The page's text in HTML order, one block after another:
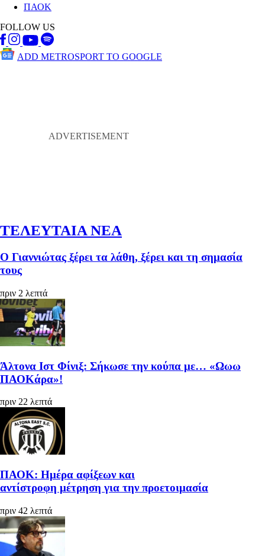
ΠΑΟΚ
FOLLOW US
ADD METROSPORT TO GOOGLE
ΤΕΛΕΥΤΑΙΑ ΝΕΑ
Ο Γιαννιώτας ξέρει τα λάθη, ξέρει και τη σημασία
τους
πριν 2 λεπτά
Άλτονα Ιστ Φίνιξ: Σήκωσε την κούπα με… «Ωωω
ΠΑΟΚάρα»!
πριν 22 λεπτά
ΠΑΟΚ: Ημέρα αφίξεων και
αντίστροφη μέτρηση για την προετοιμασία
πριν 42 λεπτά